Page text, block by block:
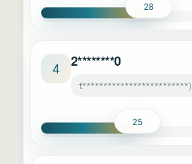
28
4 2********0
t*************************)
25